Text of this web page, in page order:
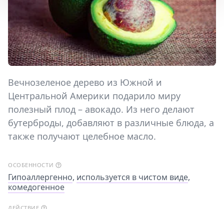
Вечнозеленое дерево из Южной и
Центральной Америки подарило миру
полезный плод – авокадо. Из него делают
бутерброды, добавляют в различные блюда, а
также получают целебное масло.
ОСОБЕННОСТИ
Гипоаллергенно, используется в чистом виде,
комедогенное